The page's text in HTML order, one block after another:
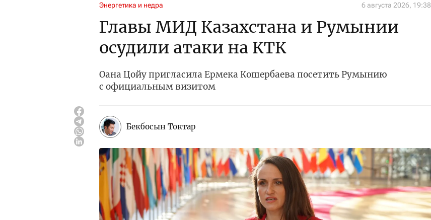
Энергетика и недра 6 августа 2026, 19:38
Главы МИД Казахстана и Румынии
осудили атаки на КТК
Оана Цойу пригласила Ермека Кошербаева посетить Румынию
с официальным визитом
Бекбосын Токтар